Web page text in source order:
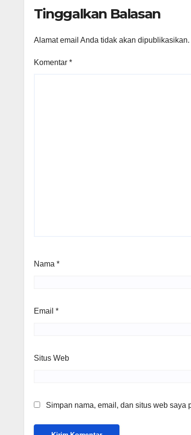
dan Tata Ruang
Tinggalkan Balasan
Alamat email Anda tidak akan dipublikasikan.
Komentar *
Nama *
Email *
Situs Web
Simpan nama, email, dan situs web saya